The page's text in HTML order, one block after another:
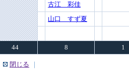
古江 彩佳
山口 すず夏
44 8 1
閉じる ｜